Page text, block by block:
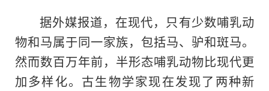
据外媒报道，在现代，只有少数哺乳动
物和马属于同一家族，包括马、驴和斑马。
然而数百万年前，半形态哺乳动物比现代更
加多样化。古生物学家现在发现了两种新